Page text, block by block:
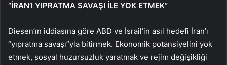
“İRAN’I YIPRATMA SAVAŞI İLE YOK ETMEK”
Diesen’ın iddiasına göre ABD ve İsrail’in asıl hedefi İran’ı
“yıpratma savaşı”yla bitirmek. Ekonomik potansiyelini yok
etmek, sosyal huzursuzluk yaratmak ve rejim değişikliği